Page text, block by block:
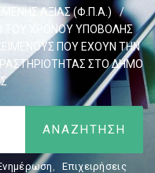
ΑΞΙΑΣ (Φ.Π.Α.)
/
ΤΟΥ ΧΡΟΝΟΥ ΥΠΟΒΟΛΗΣ
ΠΟΥ ΕΧΟΥΝ ΤΗΝ
ΣΤΟ ΔΗΜΟ
, Επιχειρήσεις